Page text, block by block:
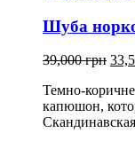
Шуба
39,000грн
Темно-
капюшон,